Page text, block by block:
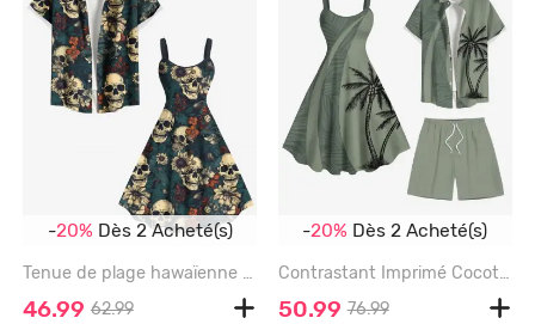
-20% Dès 2 Acheté(s)
Tenue de plage hawaïenne assortie grande taille à imprimé tête de mort et fleurs pour couples - DEEP GREEN
46.99 62.99
-20% Dès 2 Acheté(s)
Contrastant Imprimé Cocotier et Feuilles Grande Taille pour la Plage - DEEP GREEN
50.99 76.99